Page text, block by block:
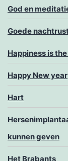
God en
Goede
Happiness is
Happy New year
Hart
kunnen geven
Het Brabants